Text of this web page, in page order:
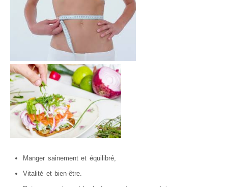
Manger sainement et équilibré,
Vitalité et bien-être.